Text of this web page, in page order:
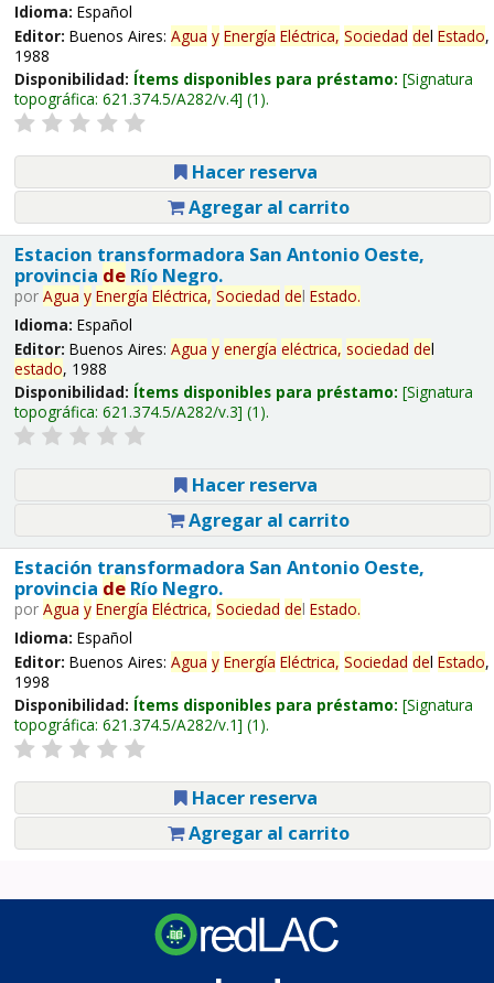
Idioma: Español
Editor: Buenos Aires: Agua y Energía Eléctrica, Sociedad del Estado,
1988
Disponibilidad: Ítems disponibles para préstamo: Signatura
topográfica: 621.374.5/A282/v.4 (1).
Hacer reserva
Agregar al carrito
Estacion transformadora San Antonio Oeste,
provincia deRío Negro.
por Agua y Energía Eléctrica, Sociedad del Estado.
Idioma: Español
Editor: Buenos Aires: Agua y energía eléctrica, sociedad del
estado, 1988
Disponibilidad: Ítems disponibles para préstamo: Signatura
topográfica: 621.374.5/A282/v.3 (1).
Hacer reserva
Agregar al carrito
Estación transformadora San Antonio Oeste,
provincia deRío Negro.
por Agua y Energía Eléctrica, Sociedad del Estado.
Idioma: Español
Editor: Buenos Aires: Agua y Energía Eléctrica, Sociedad del Estado,
1998
Disponibilidad: Ítems disponibles para préstamo: Signatura
topográfica: 621.374.5/A282/v.1 (1).
Hacer reserva
Agregar al carrito